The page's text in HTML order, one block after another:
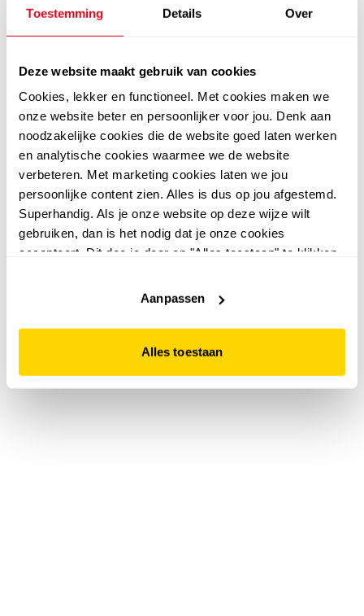
Toestemming Details Over
Deze website maakt gebruik van cookies
Cookies, lekker en functioneel. Met cookies maken we
onze website beter en persoonlijker voor jou. Denk aan
noodzakelijke cookies die de website goed laten werken
en analytische cookies waarmee we de website
verbeteren. Met marketing cookies laten we jou
persoonlijke content zien. Alles is dus op jou afgestemd.
Superhandig. Als je onze website op deze wijze wilt
gebruiken, dan is het nodig dat je onze cookies
accepteert. Dit doe je door op "Alles toestaan" te klikken.
website niet optimaal functioneert.
Aanpassen
Alles toestaan